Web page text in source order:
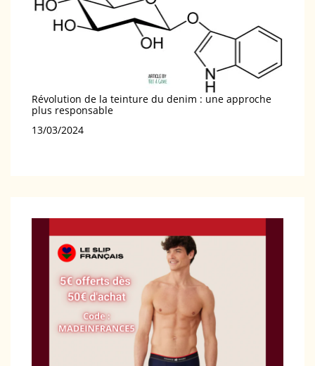
Révolution de la teinture du denim : une approche
plus responsable
Date
13/03/2024